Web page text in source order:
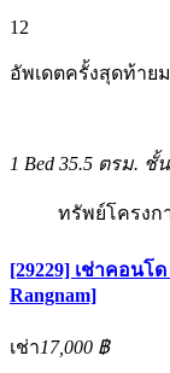
12
อัพเดตครั้งสุดท้าย
1 Bed 35.5 ตรม. ชั้
ทรัพย์โครงก
[29229] เช่าคอนโ
Rangnam]
เช่า17,000 ฿